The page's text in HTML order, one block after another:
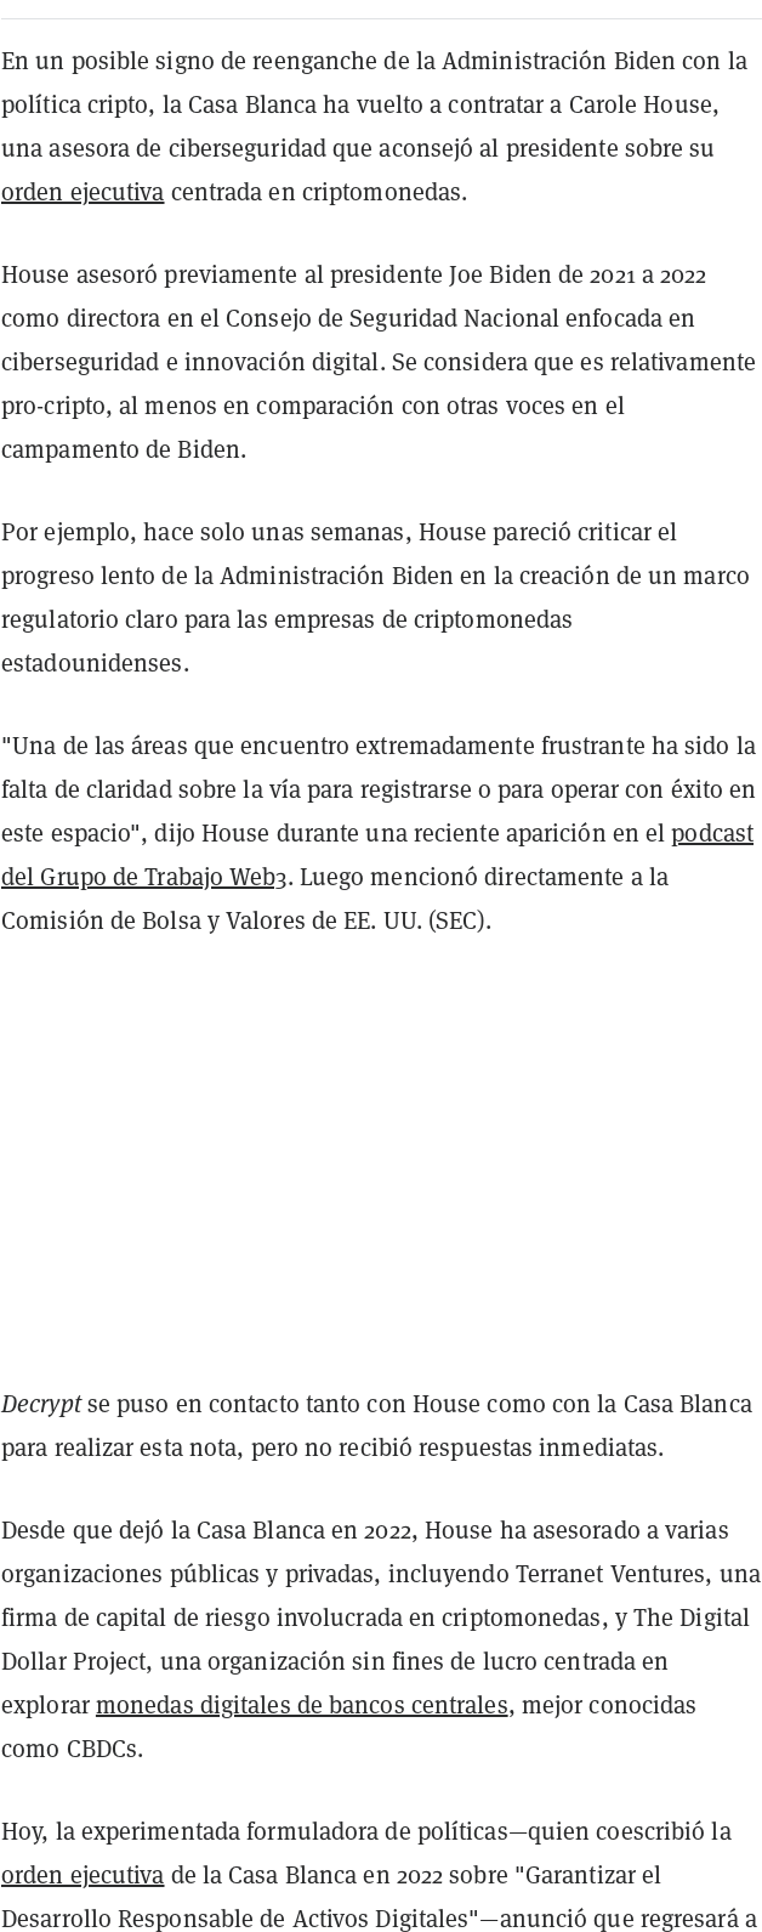
En un posible signo de reenganche de la Administración Biden con la
política cripto, la Casa Blanca ha vuelto a contratar a Carole House,
una asesora de ciberseguridad que aconsejó al presidente sobre su
orden ejecutiva centrada en criptomonedas.
House asesoró previamente al presidente Joe Biden de 2021 a 2022
como directora en el Consejo de Seguridad Nacional enfocada en
ciberseguridad e innovación digital. Se considera que es relativamente
pro-cripto, al menos en comparación con otras voces en el
campamento de Biden.
Por ejemplo, hace solo unas semanas, House pareció criticar el
progreso lento de la Administración Biden en la creación de un marco
regulatorio claro para las empresas de criptomonedas
estadounidenses.
"Una de las áreas que encuentro extremadamente frustrante ha sido la
falta de claridad sobre la vía para registrarse o para operar con éxito en
este espacio", dijo House durante una reciente aparición en elpodcast
del Grupo de Trabajo Web3. Luego mencionó directamente a la
Comisión deBolsa y Valores de EE. UU. (SEC).
Decryptse puso en contacto tanto con House como con la Casa Blanca
para realizar esta nota, pero no recibió respuestas inmediatas.
Desde que dejó la Casa Blanca en 2022, House ha asesorado a varias
organizaciones públicas y privadas, incluyendo Terranet Ventures, una
firma de capital de riesgo involucrada en criptomonedas, y The Digital
Dollar Project, una organización sin fines de lucro centrada en
explorarmonedas digitales de bancos centrales, mejor conocidas
como CBDCs.
Hoy, la experimentada formuladora de políticas—quien coescribió la
orden ejecutiva de la Casa Blanca en 2022 sobre "Garantizar el
Desarrollo Responsable de Activos Digitales"—anunció que regresará a